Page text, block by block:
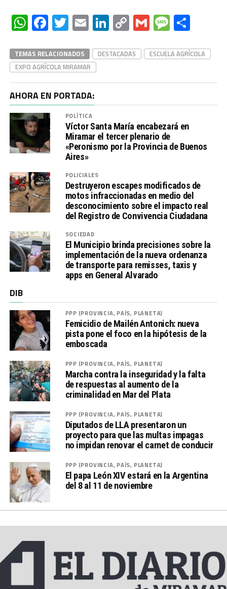
WhatsApp
Facebook
Twitter
EmailLinkedIn
Copy
Link
Gmail
TEMAS RELACIONADOS DESTACADAS
ESCUELA AGRÍCOLA
EXPO AGRÍCOLA MIRAMAR
AHORA EN PORTADA:
POLÍTICA
Víctor Santa María encabezará en
Miramar el tercer plenario de
«Peronismo por la Provincia de Buenos
Aires»
POLICIALES
Destruyeron escapes modificados de
motos infraccionadas en medio del
desconocimiento sobre el impacto real
del Registro de Convivencia Ciudadana
SOCIEDAD
El Municipio brinda precisiones sobre la
implementación de la nueva ordenanza
de transporte para remisses, taxis y
apps en General Alvarado
DIB
PPP (PROVINCIA, PAÍS, PLANETA)
Femicidio de Mailén Antonich: nueva
pista pone el foco en la hipótesis de la
emboscada
PPP (PROVINCIA, PAÍS, PLANETA)
Marcha contra la inseguridad y la falta
de respuestas al aumento de la
criminalidad en Mar del Plata
PPP (PROVINCIA, PAÍS, PLANETA)
Diputados de LLA presentaron un
proyecto para que las multas impagas
no impidan renovar el carnet de conducir
PPP (PROVINCIA, PAÍS, PLANETA)
El papa León XIV estará en la Argentina
del 8 al 11 de noviembre